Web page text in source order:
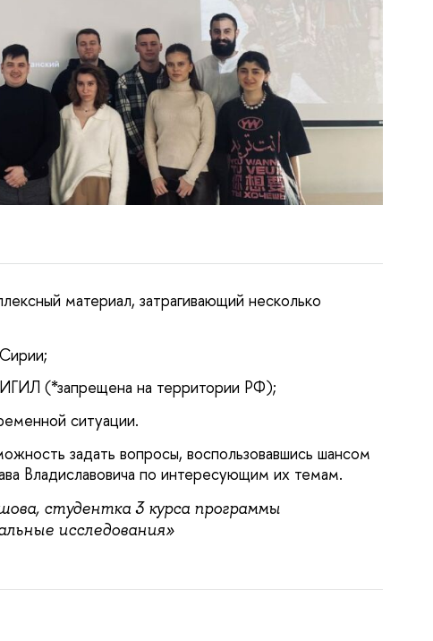
материал, затрагивающий несколько
(*запрещена на территории РФ);
ситуации.
задать вопросы, воспользовавшись шансом
Владиславовича по интересующим их темам.
студентка 3 курса программы
исследования»